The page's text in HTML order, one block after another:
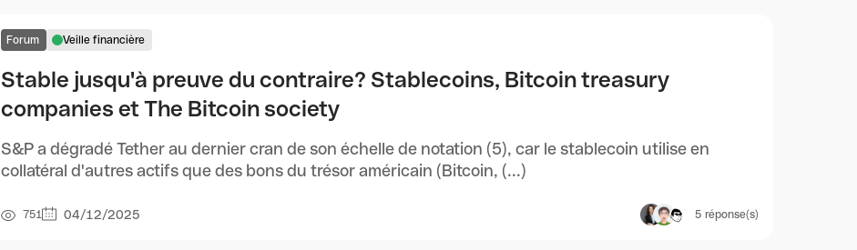
Forum Veille financière
Stable jusqu'à preuve du contraire? Stablecoins, Bitcoin treasury
companies et The Bitcoin society
S&P a dégradé Tether au dernier cran de son échelle de notation (5), car le stablecoin utilise en
collatéral d'autres actifs que des bons du trésor américain (Bitcoin, (...)
751 04/12/2025 5 réponse(s)